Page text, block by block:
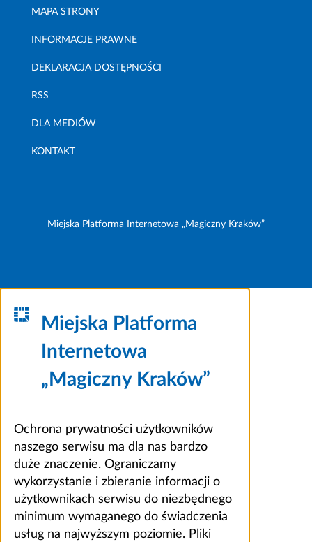
MAPA STRONY
INFORMACJE PRAWNE
DEKLARACJA DOSTĘPNOŚCI
RSS
DLA MEDIÓW
KONTAKT
Miejska Platforma Internetowa „Magiczny Kraków”
Miejska Platforma
Internetowa
„Magiczny Kraków”
Ochrona prywatności użytkowników
naszego serwisu ma dla nas bardzo
duże znaczenie. Ograniczamy
wykorzystanie i zbieranie informacji o
użytkownikach serwisu do niezbędnego
minimum wymaganego do świadczenia
usług na najwyższym poziomie. Pliki